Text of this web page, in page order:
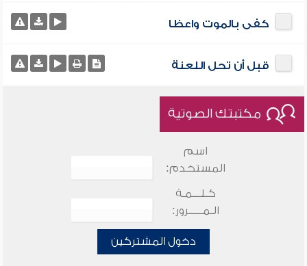
كفى بالموت واعظا
قبل أن تحل اللعنة
مكتبتك الصوتية
اسم
المستخدم:
كـلـــمـة
الـمـــــرور:
دخول المشتركين